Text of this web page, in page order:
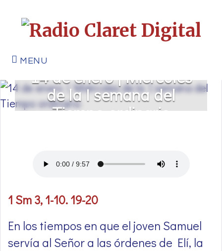
MENU
14 de enero | Miércoles
de la I semana del
Tiempo ordinario
1 Sm 3, 1-10. 19-20
En los tiempos en que el joven Samuel
servía al Señor a las órdenes de Elí, la